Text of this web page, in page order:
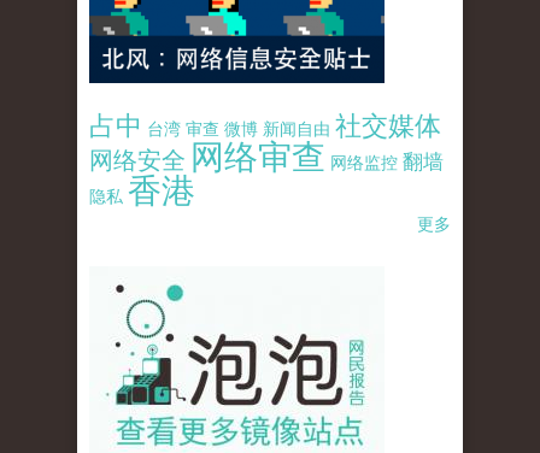
占中 台湾 审查 微博 新闻自由 社交媒体
网络安全 网络审查 网络监控 翻墙
隐私 香港
更多
pao-pao-banner-mirror-site-120814.jpg